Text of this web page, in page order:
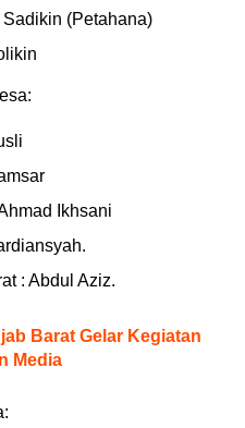
(Petahana)
Ikhsani
: Abdul Aziz.
Barat Gelar Kegiatan
Media